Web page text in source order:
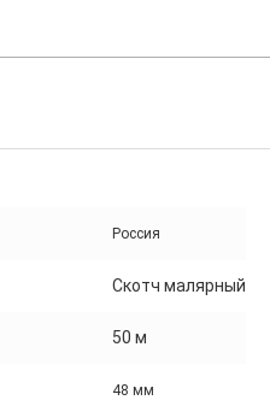
Россия
Скотч малярный
50 м
48 мм